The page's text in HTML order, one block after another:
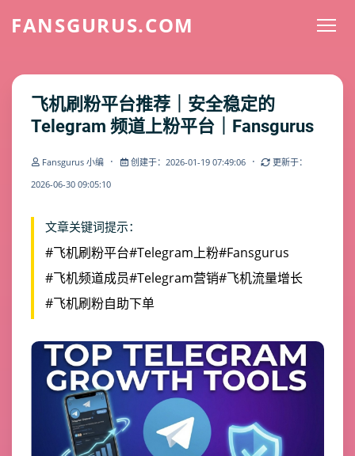
FANSGURUS.COM
飞机刷粉平台推荐｜安全稳定的
Telegram 频道上粉平台｜Fansgurus
Fansgurus 小编 · 创建于：2026-01-19 07:49:06 ·
更新于：
2026-06-30 09:05:10
文章关键词提示：
#飞机刷粉平台#Telegram上粉#Fansgurus
#飞机频道成员#Telegram营销#飞机流量增长
#飞机刷粉自助下单